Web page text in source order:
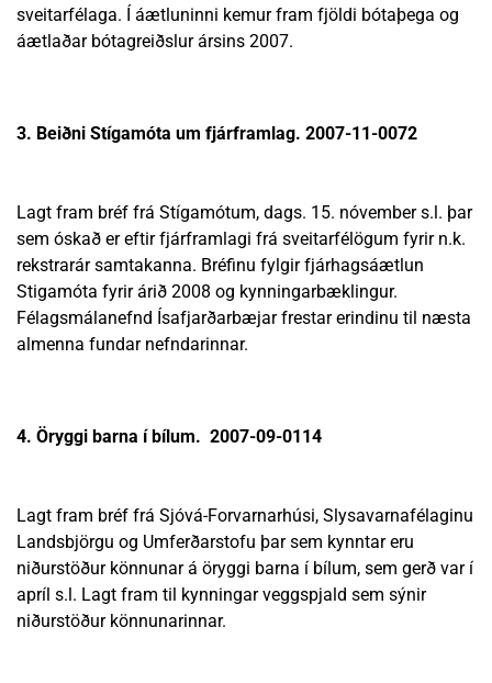
sveitarfélaga. Í áætluninni kemur fram fjöldi bótaþega og
áætlaðar bótagreiðslur ársins 2007.
3. Beiðni Stígamóta um fjárframlag. 2007-11-0072
Lagt fram bréf frá Stígamótum, dags. 15. nóvember s.l. þar
sem óskað er eftir fjárframlagi frá sveitarfélögum fyrir n.k.
rekstrarár samtakanna. Bréfinu fylgir fjárhagsáætlun
Stigamóta fyrir árið 2008 og kynningarbæklingur.
Félagsmálanefnd Ísafjarðarbæjar frestar erindinu til næsta
almenna fundar nefndarinnar.
4. Öryggi barna í bílum. 2007-09-0114
Lagt fram bréf frá Sjóvá-Forvarnarhúsi, Slysavarnafélaginu
Landsbjörgu og Umferðarstofu þar sem kynntar eru
niðurstöður könnunar á öryggi barna í bílum, sem gerð var í
apríl s.l. Lagt fram til kynningar veggspjald sem sýnir
niðurstöður könnunarinnar.